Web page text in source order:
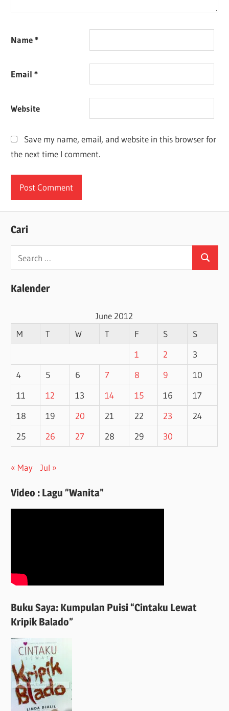
Name*
Email*
Website
Save my name, email, and website in this browser for
the next time I comment.
Cari
for:
Search
Kalender
June 2012
M
T W T F S
S
1
2
3
4
5 6 7 8 9
10
11
12 13 14 15 16
17
18
19 20 21 22 23
24
25
26 27 28 29 30
« May Jul »
Video : Lagu “Wanita”
Buku Saya: Kumpulan Puisi “Cintaku Lewat
Kripik Balado”